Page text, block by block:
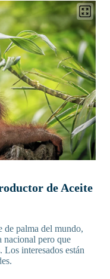
de Aceite
de palma del mundo,
nacional pero que
Los interesados están